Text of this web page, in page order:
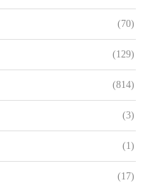
(70)
(129)
(814)
(3)
(1)
(17)